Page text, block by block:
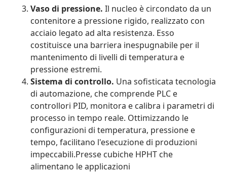
Vaso di pressione. Il nucleo è circondato da un
contenitore a pressione rigido, realizzato con
acciaio legato ad alta resistenza. Esso
costituisce una barriera inespugnabile per il
mantenimento di livelli di temperatura e
pressione estremi.
Sistema di controllo. Una sofisticata tecnologia
di automazione, che comprende PLC e
controllori PID, monitora e calibra i parametri di
processo in tempo reale. Ottimizzando le
configurazioni di temperatura, pressione e
tempo, facilitano l'esecuzione di produzioni
impeccabili.Presse cubiche HPHT che
alimentano le applicazioni